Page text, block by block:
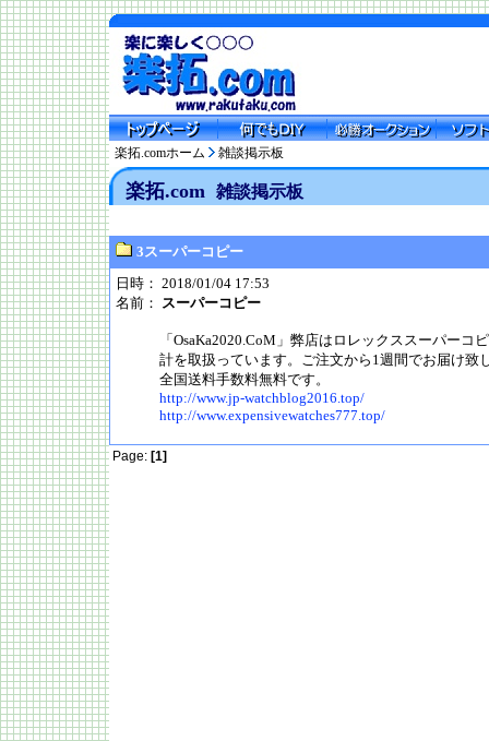
楽拓.comホーム 雑談掲示板
楽拓.com 雑談掲示板
3スーパーコピー
日時： 2018/01/04 17:53
名前： スーパーコピー
「OsaKa2020.CoM」弊店はロレックススーパー
計を取扱っています。ご注文から1週間でお届け致
全国送料手数料無料です。
http://www.jp-watchblog2016.top/
http://www.expensivewatches777.top/
Page: [1]